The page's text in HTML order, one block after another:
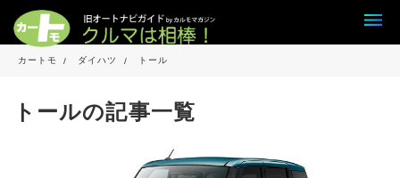
カートモ ダイハツ トール
トールの記事一覧